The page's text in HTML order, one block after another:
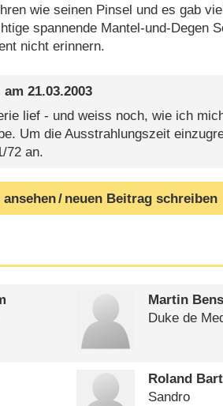
wie seinen Pinsel und es gab
spannende Mantel-und-Degen
nicht erinnern.
am 21.03.2003
lief - und weiss noch, wie ich
Um die Ausstrahlungszeit
72 an.
/ neuen Beitrag schreiben
Martin
Duke de
Roland
Sandro